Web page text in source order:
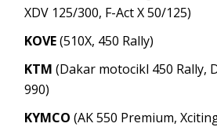
XDV 125/300, F-Act X 50/125)
KOVE(510X, 450 Rally)
KTM (Dakar motocikl 450 Rally,
990)
KYMCO (AK 550 Premium,